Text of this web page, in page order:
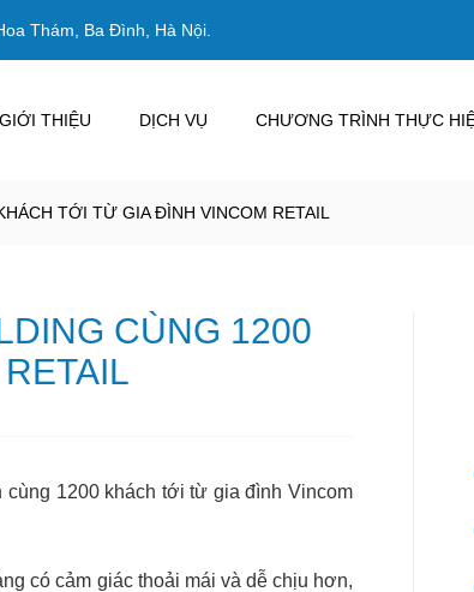
Thám, Ba Đình, Hà Nội.
GIỚI THIỆU DỊCH VỤ CHƯƠNG TRÌNH THỰC
TỚI TỪ GIA ĐÌNH VINCOM RETAIL
CÙNG 1200
1200 khách tới từ gia đình Vincom
có cảm giác thoải mái và dễ chịu hơn,